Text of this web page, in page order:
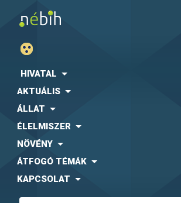
HIVATAL
AKTUÁLIS
ÁLLAT
ÉLELMISZER
NÖVÉNY
ÁTFOGÓ TÉMÁK
KAPCSOLAT